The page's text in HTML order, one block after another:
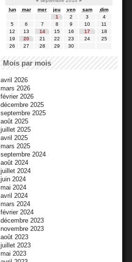
lun
mar mer jeu ven sam
dim
1
2 3
4
5
6 7 8 9 10
11
12
13 14 15 16 17
18
19
20 21 22 23 24
25
26
27 28 29 30
Mois par mois
avril 2026
mars 2026
février 2026
décembre 2025
septembre 2025
août 2025
juillet 2025
avril 2025
mars 2025
septembre 2024
août 2024
juillet 2024
juin 2024
mai 2024
avril 2024
mars 2024
février 2024
décembre 2023
novembre 2023
août 2023
juillet 2023
mai 2023